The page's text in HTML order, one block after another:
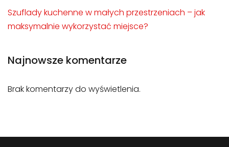
Szuflady kuchenne w małych przestrzeniach – jak
maksymalnie wykorzystać miejsce?
Najnowsze komentarze
Brak komentarzy do wyświetlenia.